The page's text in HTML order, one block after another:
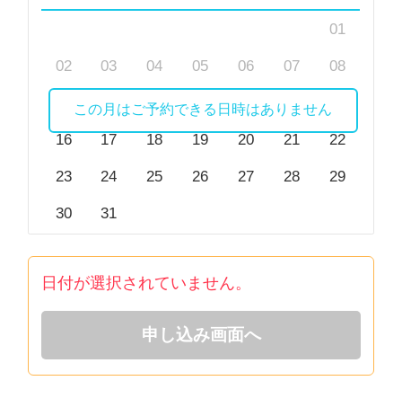
01
02 03 04 05 06 07 08
10 11 12 13 14
16 17 18 19 20 21 22
23 24 25 26 27 28 29
30 31
この月はご予約できる日時はありません
日付が選択されていません。
申し込み画面へ